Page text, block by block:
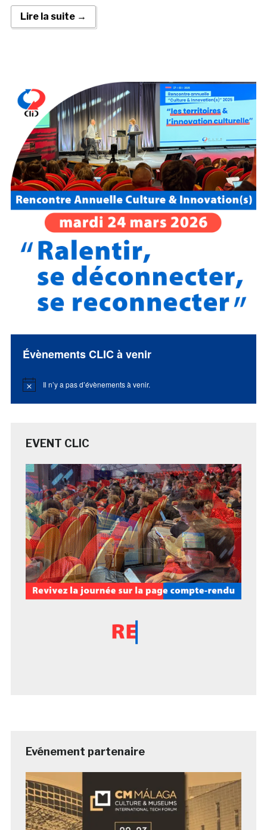
Lire la suite →
Évènements CLIC à venir
Notice Il n’y a pas d’évènements à venir.
EVENT CLIC
Evénement partenaire